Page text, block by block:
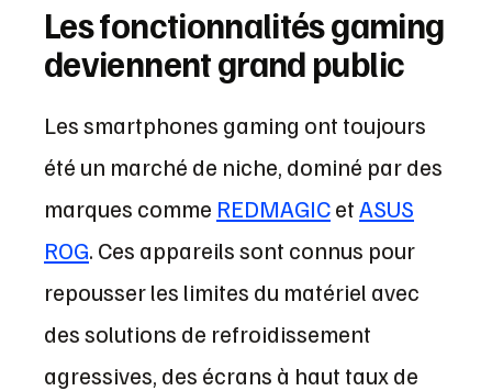
Les fonctionnalités gaming
deviennent grand public
Les smartphones gaming ont toujours
été un marché de niche, dominé par des
marques comme REDMAGICetASUS
ROG. Ces appareils sont connus pour
repousser les limites du matériel avec
des solutions de refroidissement
agressives, des écrans à haut taux de